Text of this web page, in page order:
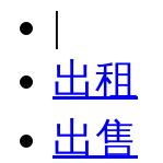
|
出租
出售